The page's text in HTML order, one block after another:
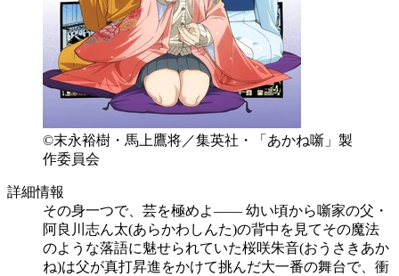
©末永裕樹・馬上鷹将／集英社・「あかね噺」製
作委員会
詳細情報
その身一つで、芸を極めよ―― 幼い頃から噺家の父・
阿良川志ん太(あらかわしんた)の背中を見てその魔法
のような落語に魅せられていた桜咲朱音(おうさきあか
ね)は父が真打昇進をかけて挑んだ大一番の舞台で、衝